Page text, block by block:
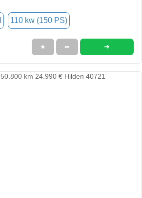
110 kw (150 PS)
★ ➦ ➜